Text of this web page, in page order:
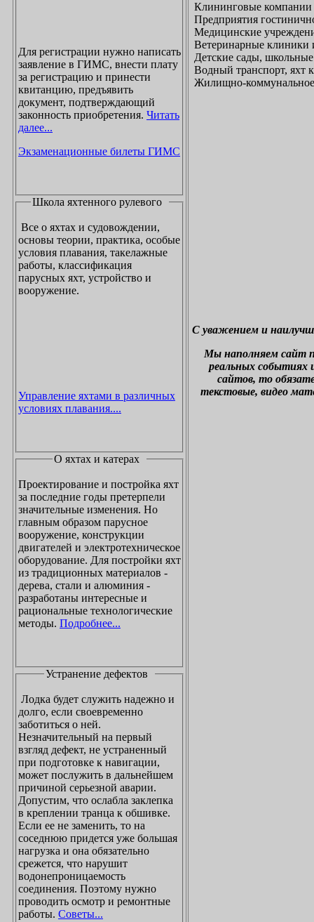
Для регистрации нужно написать
заявление в ГИМС, внести плату
за регистрацию и принести
квитанцию, предъявить
документ, подтверждающий
законность приобретения. Читать
далее...
Экзаменационные билеты ГИМС
Школа яхтенного рулевого
Все о яхтах и судовождении,
основы теории, практика, особые
условия плавания, такелажные
работы, классификация
парусных яхт, устройство и
вооружение.
Управление яхтами в различных
условиях плавания....
О яхтах и катерах
Проектирование и постройка яхт
за последние годы претерпели
значительные изменения. Но
главным образом парусное
вооружение, конструкции
двигателей и электротехническое
оборудование. Для постройки яхт
из традиционных материалов -
дерева, стали и алюминия -
разработаны интересные и
рациональные технологические
методы. Подробнее...
Устранение дефектов
Лодка будет служить надежно и
долго, если своевременно
заботиться о ней.
Незначительный на первый
взгляд дефект, не устраненный
при подготовке к навигации,
может послужить в дальнейшем
причиной серьезной аварии.
Допустим, что ослабла заклепка
в креплении транца к обшивке.
Если ее не заменить, то на
соседнюю придется уже большая
нагрузка и она обязательно
срежется, что нарушит
водонепроницаемость
соединения. Поэтому нужно
проводить осмотр и ремонтные
работы. Советы...
Клининговые компании
Предприятия
Медицинские
Ветеринарные клиники
Детские сады,
Водный транспорт,
Жилищно-коммунальное
С уважением и
Мы наполняем сайт
реальных событиях
сайтов, то
текстовые, видео